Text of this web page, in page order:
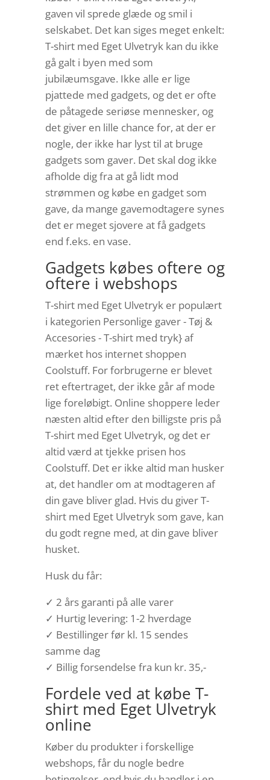
gaven vil sprede glæde og smil i
selskabet. Det kan siges meget enkelt:
T-shirt med Eget Ulvetryk kan du ikke
gå galt i byen med som
jubilæumsgave. Ikke alle er lige
pjattede med gadgets, og det er ofte
de påtagede seriøse mennesker, og
det giver en lille chance for, at der er
nogle, der ikke har lyst til at bruge
gadgets som gaver. Det skal dog ikke
afholde dig fra at gå lidt mod
strømmen og købe en gadget som
gave, da mange gavemodtagere synes
det er meget sjovere at få gadgets
end f.eks. en vase.
Gadgets købes oftere og
oftere i webshops
T-shirt med Eget Ulvetryk er populært
i kategorien Personlige gaver - Tøj &
Accesories - T-shirt med tryk} af
mærket hos internet shoppen
Coolstuff. For forbrugerne er blevet
ret eftertraget, der ikke går af mode
lige foreløbigt. Online shoppere leder
næsten altid efter den billigste pris på
T-shirt med Eget Ulvetryk, og det er
altid værd at tjekke prisen hos
Coolstuff. Det er ikke altid man husker
at, det handler om at modtageren af
din gave bliver glad. Hvis du giver T-
shirt med Eget Ulvetryk som gave, kan
du godt regne med, at din gave bliver
husket.
Husk du får:
✓ 2 års garanti på alle varer
✓ Hurtig levering: 1-2 hverdage
✓ Bestillinger før kl. 15 sendes
samme dag
✓ Billig forsendelse fra kun kr. 35,-
Fordele ved at købe T-
shirt med Eget Ulvetryk
online
Køber du produkter i forskellige
webshops, får du nogle bedre